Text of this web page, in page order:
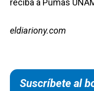
reciba a Pumas
eldiariony.com
Suscríbete al